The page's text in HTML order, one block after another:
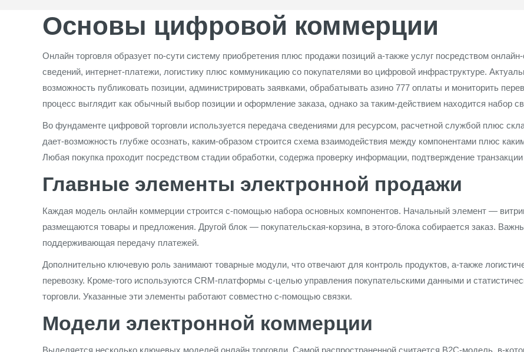
Основы цифровой коммерции
Онлайн торговля образует по-сути систему приобретения плюс продажи позиций а-также услуг посредством
сведений, интернет-платежи, логистику плюс коммуникацию со покупателями во цифровой инфраструктуре.
возможность публиковать позиции, администрировать заявками, обрабатывать азино 777 оплаты и мониторить
процесс выглядит как обычный выбор позиции и оформление заказа, однако за таким-действием находится набор
Во фундаменте цифровой торговли используется передача сведениями для ресурсом, расчетной службой плюс
дает-возможность глубже осознать, каким-образом строится схема взаимодействия между компонентами плюс
Любая покупка проходит посредством стадии обработки, содержа проверку информации, подтверждение
Главные элементы электронной продажи
Каждая модель онлайн коммерции строится с-помощью набора основных компонентов. Начальный элемент —
размещаются товары и предложения. Другой блок — покупательская-корзина, в этого-блока собирается заказ.
поддерживающая передачу платежей.
Дополнительно ключевую роль занимают товарные модули, что отвечают для контроль продуктов, а-также
перевозку. Кроме-того используются CRM-платформы с-целью управления покупательскими данными и
торговли. Указанные эти элементы работают совместно с-помощью связки.
Модели электронной коммерции
Выделяется несколько ключевых моделей онлайн торговли. Самой распространенной считается B2C-модель, в-